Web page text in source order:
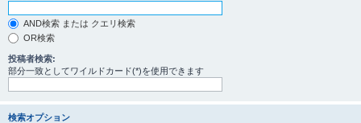
AND検索 または クエリ検索
OR検索
投稿者検索:
部分一致としてワイルドカード(*)を使用できます
検索オプション